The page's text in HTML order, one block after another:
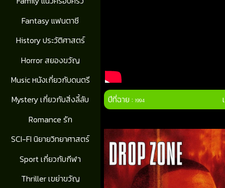
Fantasy แฟนตาซี
History ประวัติศาสตร์
Horror สยองขวัญ
Music หนังเกี่ยวกับดนตรี
Mystery เกี่ยวกับสิ่งลี้ลับ
Romance รัก
SCI-FI นิยายวิทยาศาสตร์
Sport เกี่ยวกับกีฬา
Thriller เขย่าขวัญ
ปีที่ฉาย :1994